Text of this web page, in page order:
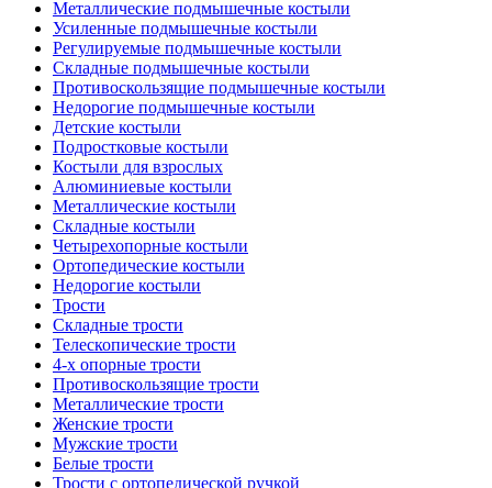
Металлические подмышечные костыли
Усиленные подмышечные костыли
Регулируемые подмышечные костыли
Складные подмышечные костыли
Противоскользящие подмышечные костыли
Недорогие подмышечные костыли
Детские костыли
Подростковые костыли
Костыли для взрослых
Алюминиевые костыли
Металлические костыли
Складные костыли
Четырехопорные костыли
Ортопедические костыли
Недорогие костыли
Трости
Складные трости
Телескопические трости
4-х опорные трости
Противоскользящие трости
Металлические трости
Женские трости
Мужские трости
Белые трости
Трости с ортопедической ручкой